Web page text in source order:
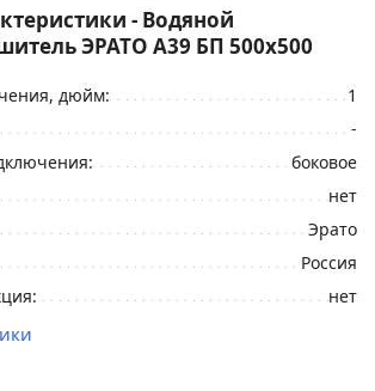
- Водяной
ЭРАТО А39 БП 500x500
дюйм:
1
-
боковое
нет
Эрато
Россия
нет